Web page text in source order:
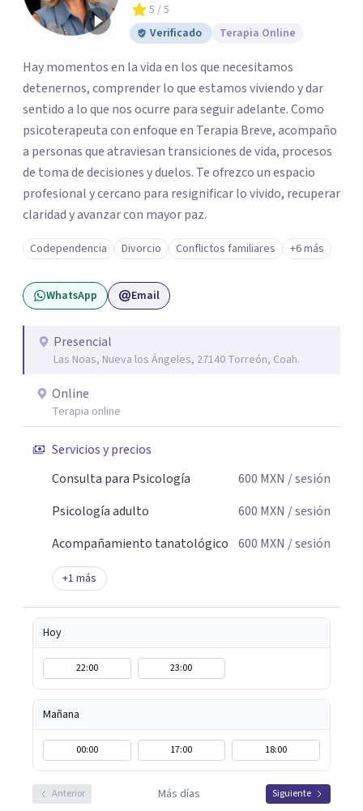
5 / 5
Verificado
Terapia Online
Hay momentos en la vida en los que necesitamos
detenernos, comprender lo que estamos viviendo y dar
sentido a lo que nos ocurre para seguir adelante. Como
psicoterapeuta con enfoque en Terapia Breve, acompaño
a personas que atraviesan transiciones de vida, procesos
de toma de decisiones y duelos. Te ofrezco un espacio
profesional y cercano para resignificar lo vivido, recuperar
claridad y avanzar con mayor paz.
Codependencia Divorcio Conflictos familiares +6 más
WhatsApp Email
Presencial
Las Noas, Nueva los Ángeles, 27140 Torreón, Coah.
Online
Terapia online
Servicios y precios
Consulta para Psicología
600 MXN / sesión
Psicología adulto
600 MXN / sesión
Acompañamiento tanatológico 600 MXN / sesión
+1 más
Hoy
22:00 23:00
Mañana
00:00 17:00 18:00
Anterior Más días Siguiente